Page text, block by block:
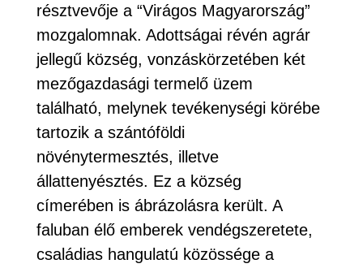
résztvevője a “Virágos Magyarország”
mozgalomnak. Adottságai révén agrár
jellegű község, vonzáskörzetében két
mezőgazdasági termelő üzem
található, melynek tevékenységi körébe
tartozik a szántóföldi
növénytermesztés, illetve
állattenyésztés. Ez a község
címerében is ábrázolásra került. A
faluban élő emberek vendégszeretete,
családias hangulatú közössége a